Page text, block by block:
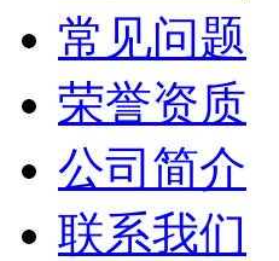
常见问题
荣誉资质
公司简介
联系我们